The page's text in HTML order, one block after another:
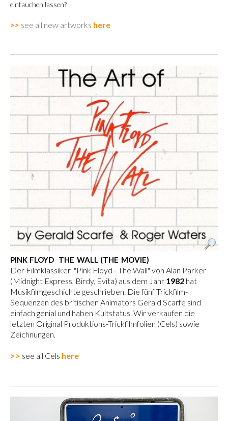
eintauchen lassen?
>> see all new artworks here
PINK FLOYD  THE WALL (THE MOVIE)
Der Filmklassiker "Pink Floyd - The Wall" von Alan Parker
(Midnight Express, Birdy, Evita) aus dem Jahr 1982 hat
Musikfilmgeschichte geschrieben. Die fünf Trickfilm-
Sequenzen des britischen Animators Gerald Scarfe sind
einfach genial und haben Kultstatus. Wir verkaufen die
letzten Original Produktions-Trickfilmfolien (Cels) sowie
Zeichnungen.
>> see all Cels here